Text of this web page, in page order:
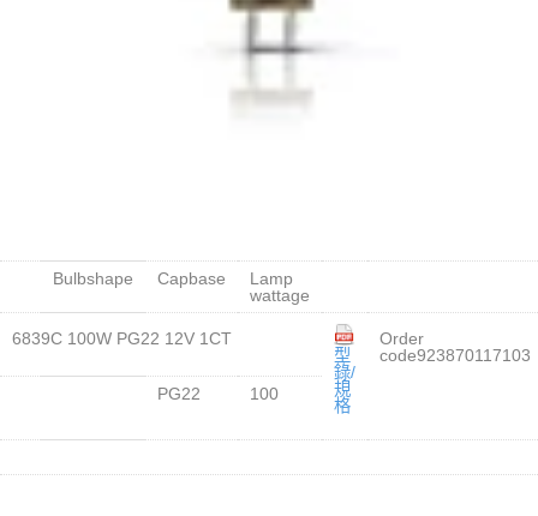
Bulbshape Capbase
Lamp
wattage
6839C 100W PG22 12V 1CT
型
錄/
規
格
Order
code923870117103
PG22
100